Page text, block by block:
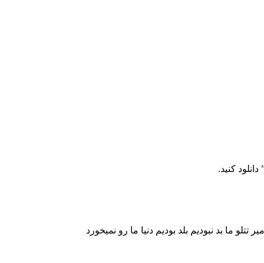
کنید.
تتلو ما بد نبودیم بلد بودیم دنیا ما رو نمیخورد